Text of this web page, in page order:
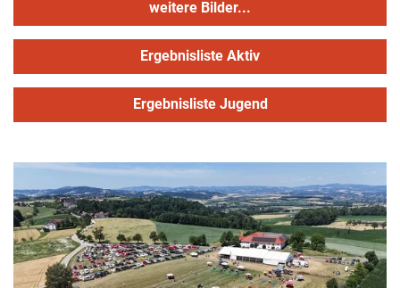
weitere Bilder...
Ergebnisliste Aktiv
Ergebnisliste Jugend